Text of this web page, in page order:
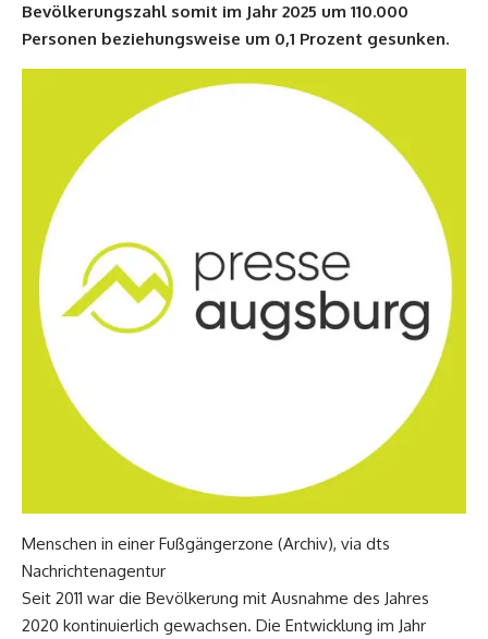
Bevölkerungszahl somit im Jahr 2025 um 110.000
Personen beziehungsweise um 0,1 Prozent gesunken.
Menschen in einer Fußgängerzone (Archiv), via dts
Nachrichtenagentur
Seit 2011 war die Bevölkerung mit Ausnahme des Jahres
2020 kontinuierlich gewachsen. Die Entwicklung im Jahr